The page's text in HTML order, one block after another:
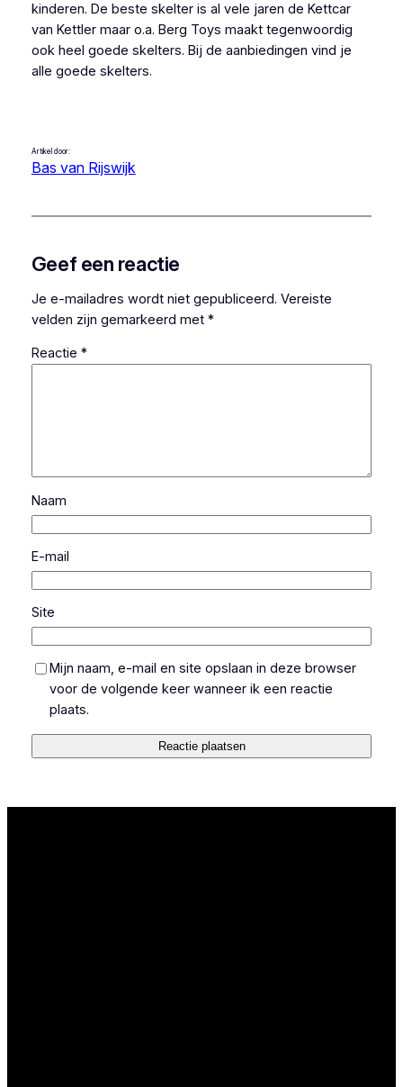
kinderen. De beste skelter is al vele jaren de Kettcar
van Kettler maar o.a. Berg Toys maakt tegenwoordig
ook heel goede skelters. Bij de aanbiedingen vind je
alle goede skelters.
Artikel door:
Bas van Rijswijk
Geef een reactie
Je e-mailadres wordt niet gepubliceerd. Vereiste
velden zijn gemarkeerd met *
Reactie *
Naam
E-mail
Site
Mijn naam, e-mail en site opslaan in deze browser
voor de volgende keer wanneer ik een reactie
plaats.